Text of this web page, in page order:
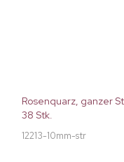
Rosenquarz, ganzer
38 Stk.
12213-10mm-str